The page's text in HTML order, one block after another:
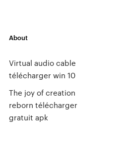
About
Virtual audio cable
télécharger win 10
The joy of creation
reborn télécharger
gratuit apk